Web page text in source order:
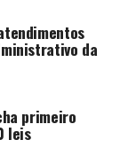
da
primeiro
leis